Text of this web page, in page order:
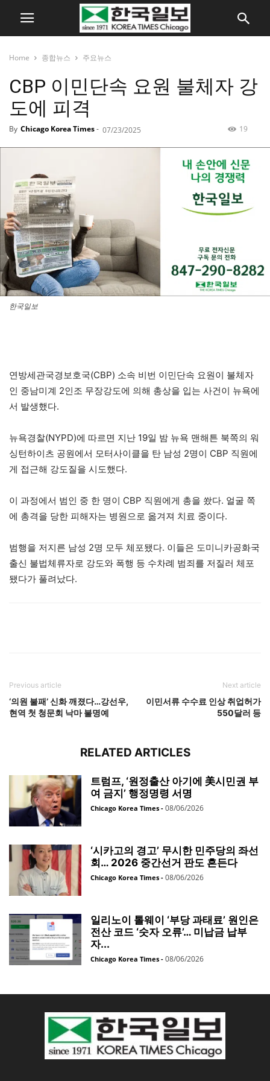
Home 종합뉴스 주요뉴스
CBP 이민단속 요원 불체자 강
도에 피격
By Chicago Korea Times- 07/23/2025 19
한국일보
연방세관국경보호국(CBP) 소속 비번 이민단속 요원이 불체자
인 중남미계 2인조 무장강도에 의해 총상을 입는 사건이 뉴욕에
서 발생했다.
뉴욕경찰(NYPD)에 따르면 지난 19일 밤 뉴욕 맨해튼 북쪽의 워
싱턴하이츠 공원에서 모터사이클을 탄 남성 2명이 CBP 직원에
게 접근해 강도질을 시도했다.
이 과정에서 범인 중 한 명이 CBP 직원에게 총을 쐈다. 얼굴 쪽
에 총격을 당한 피해자는 병원으로 옮겨져 치료 중이다.
범행을 저지른 남성 2명 모두 체포됐다. 이들은 도미니카공화국
출신 불법체류자로 강도와 폭행 등 수차례 범죄를 저질러 체포
됐다가 풀려났다.
Previous article
‘의원 불패’ 신화 깨졌다…강선우,
현역 첫 청문회 낙마 불명예
Next article
이민서류 수수료 인상 취업허가
550달러 등
RELATED ARTICLES
트럼프, ‘원정출산 아기에 美시민권 부
여 금지’ 행정명령 서명
Chicago Korea Times - 08/06/2026
‘시카고의 경고’ 무시한 민주당의 좌선
회… 2026 중간선거 판도 흔든다
Chicago Korea Times - 08/06/2026
일리노이 톨웨이 ‘부당 과태료’ 원인은
전산 코드 ‘숫자 오류’… 미납금 납부
자...
Chicago Korea Times - 08/06/2026